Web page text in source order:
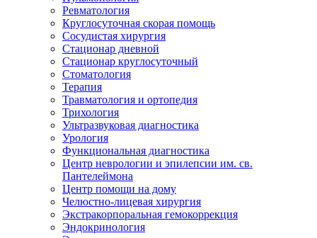
Ревматология
Круглосуточная скорая помощь
Сосудистая хирургия
Стационар дневной
Стационар круглосуточный
Стоматология
Терапия
Травматология и ортопедия
Трихология
Ультразвуковая диагностика
Урология
Функциональная диагностика
Центр неврологии и эпилепсии им. св.
Пантелеймона
Центр помощи на дому
Челюстно-лицевая хирургия
Экстракорпоральная гемокоррекция
Эндокринология